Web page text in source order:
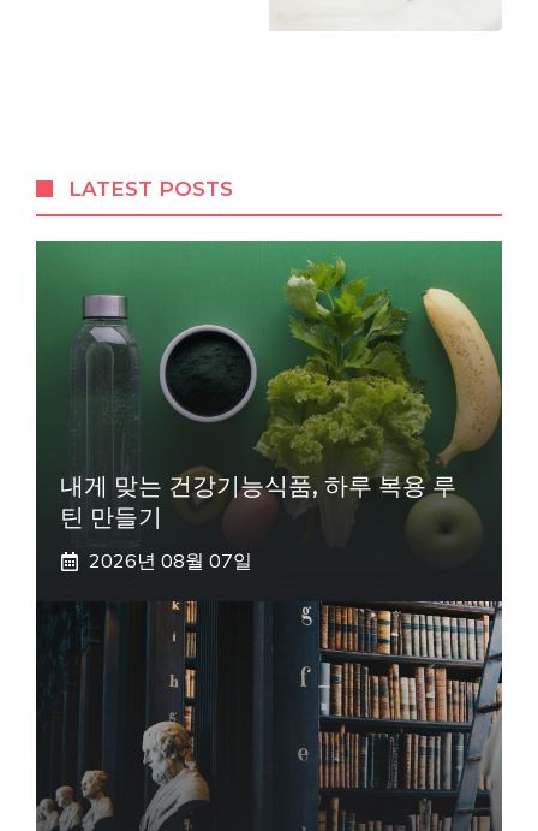
LATEST POSTS
내게 맞는 건강기능식품, 하루 복용 루
틴 만들기
2026년 08월 07일